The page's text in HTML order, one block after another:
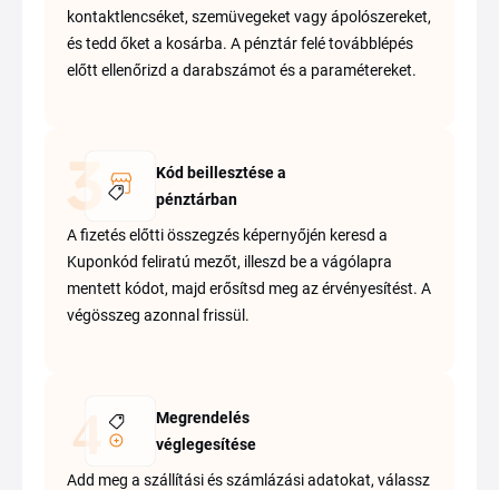
kontaktlencséket, szemüvegeket vagy ápolószereket,
és tedd őket a kosárba. A pénztár felé továbblépés
előtt ellenőrizd a darabszámot és a paramétereket.
Kód beillesztése a
pénztárban
A fizetés előtti összegzés képernyőjén keresd a
Kuponkód feliratú mezőt, illeszd be a vágólapra
mentett kódot, majd erősítsd meg az érvényesítést. A
végösszeg azonnal frissül.
Megrendelés
véglegesítése
Add meg a szállítási és számlázási adatokat, válassz